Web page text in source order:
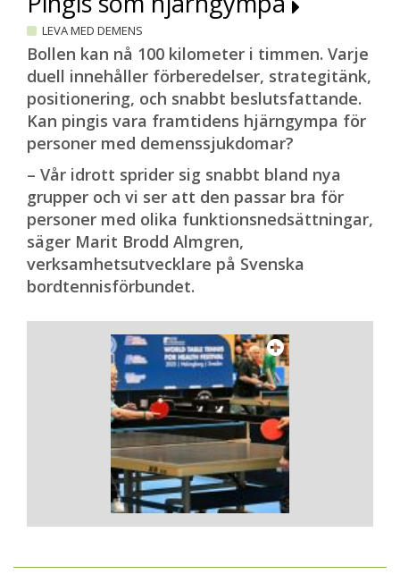
LEVA MED DEMENS
Bollen kan nå 100 kilometer i timmen. Varje
duell innehåller förberedelser, strategitänk,
positionering, och snabbt beslutsfattande.
Kan pingis vara framtidens hjärngympa för
personer med demenssjukdomar?
– Vår idrott sprider sig snabbt bland nya
grupper och vi ser att den passar bra för
personer med olika funktionsnedsättningar,
säger Marit Brodd Almgren,
verksamhetsutvecklare på Svenska
bordtennisförbundet.